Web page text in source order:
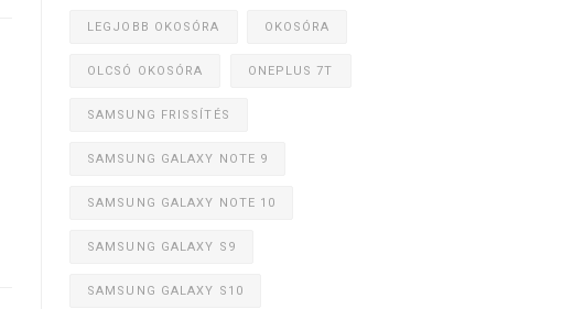
LEGJOBB OKOSÓRA OKOSÓRA
OLCSÓ OKOSÓRA ONEPLUS 7T
SAMSUNG FRISSÍTÉS
SAMSUNG GALAXY NOTE 9
SAMSUNG GALAXY NOTE 10
SAMSUNG GALAXY S9
SAMSUNG GALAXY S10